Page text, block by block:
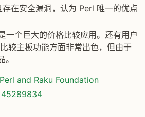
在安全漏洞，认为 Perl 唯一的优点
一个巨大的价格比较应用。还有用户
较主板功能方面非常出色，但由于
and Raku Foundation